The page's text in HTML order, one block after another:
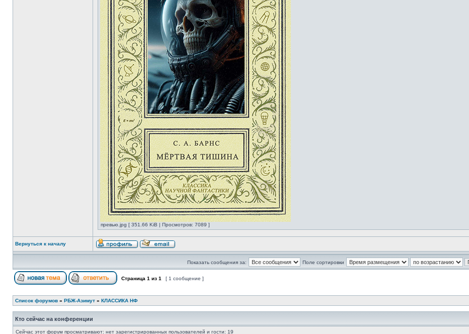
превью.jpg [ 351.66 KiB | Просмотров: 7089 ]
Вернуться к началу
Показать сообщения за: Поле сортировки
Страница 1 из 1 [ 1 сообщение ]
Список форумов » РБЖ-Азимут » КЛАССИКА НФ
Кто сейчас на конференции
Сейчас этот форум просматривают: нет зарегистрированных пользователей и гости: 19